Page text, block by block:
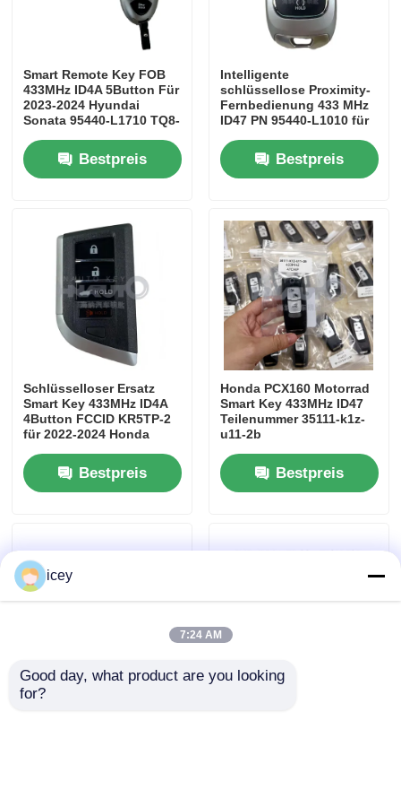
Smart Remote Key FOB
433MHz ID4A 5Button Für
2023-2024 Hyundai
Sonata 95440-L1710 TQ8-
Schlüssel
Bestpreis
Intelligente
schlüssellose Proximity-
Fernbedienung 433 MHz
ID47 PN 95440-L1010 für
2023
Bestpreis
Schlüsselloser Ersatz
Smart Key 433MHz ID4A
4Button FCCID KR5TP-2
für 2022-2024 Honda
FOB-Steuerung
Bestpreis
Honda PCX160 Motorrad
Smart Key 433MHz ID47
Teilenummer 35111-k1z-
u11-2b
Bestpreis
Xhorse Mini ELV ESL
icey
7:24 AM
Good day, what product are you looking
for?